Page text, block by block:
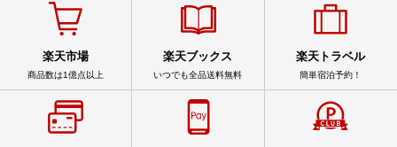
楽天市場
商品数は1億点以上
楽天ブックス
いつでも全品送料無料
楽天トラベル
簡単宿泊予約！